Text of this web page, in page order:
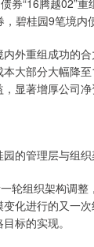
券“16腾越02”
碧桂园9笔境内
重组成功的合
大部分大幅降
显著增厚公司净
管理层与组织
组织架构调整
化进行的又一
标的实现。